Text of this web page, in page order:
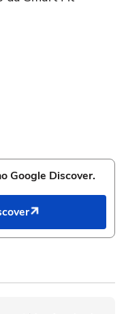
Google Discover.